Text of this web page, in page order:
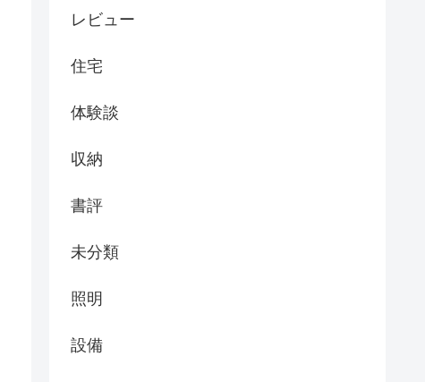
レビュー
住宅
体験談
収納
書評
未分類
照明
設備